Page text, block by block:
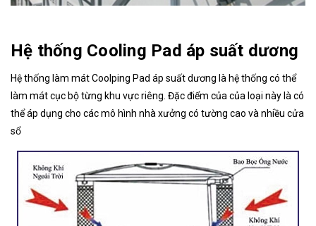
Hệ thống Cooling Pad áp suất dương
Hệ thống làm mát Coolping Pad áp suất dương là hệ thống có thể
làm mát cục bộ từng khu vực riêng. Đặc điểm của của loại này là có
thể áp dụng cho các mô hình nhà xưởng có tường cao và nhiều cửa
sổ